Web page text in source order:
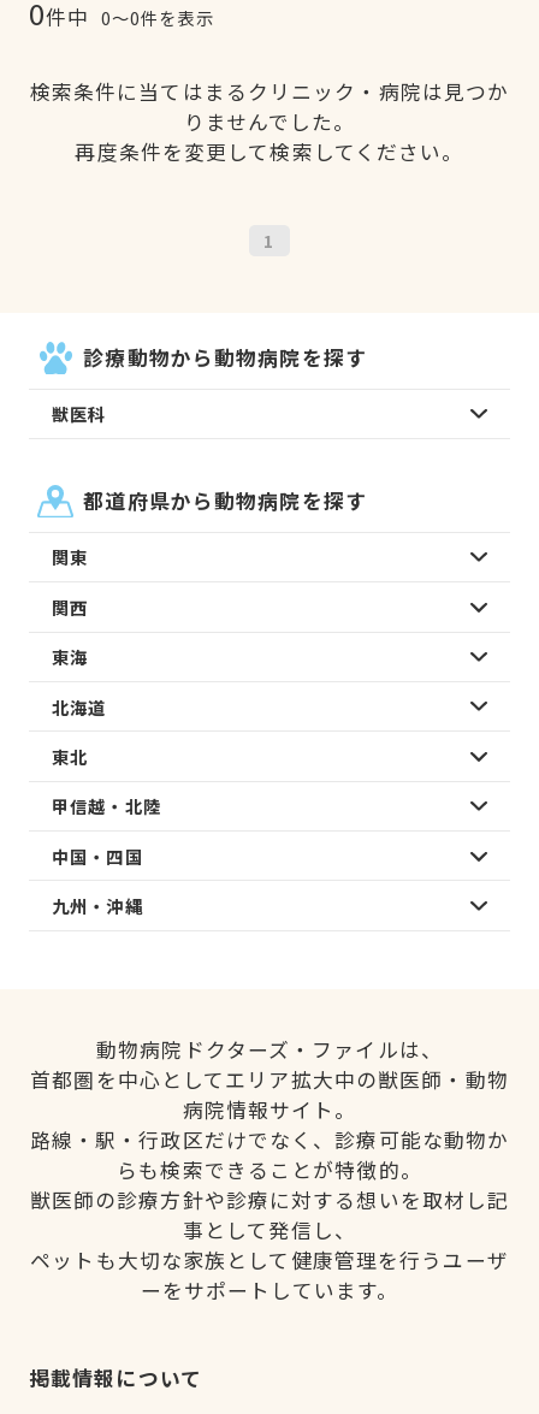
0件中 0〜0件を表示
検索条件に当てはまるクリニック・病院は見つか
りませんでした。
再度条件を変更して検索してください。
1
診療動物から動物病院を探す
獣医科
都道府県から動物病院を探す
関東
関西
東海
北海道
東北
甲信越・北陸
中国・四国
九州・沖縄
動物病院ドクターズ・ファイルは、
首都圏を中心としてエリア拡大中の獣医師・動物
病院情報サイト。
路線・駅・行政区だけでなく、診療可能な動物か
らも検索できることが特徴的。
獣医師の診療方針や診療に対する想いを取材し記
事として発信し、
ペットも大切な家族として健康管理を行うユーザ
ーをサポートしています。
掲載情報について